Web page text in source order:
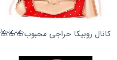
کانال روبیکا حراجی محبوب🌺🌺🌺